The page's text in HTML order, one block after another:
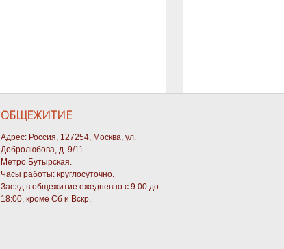
ОБЩЕЖИТИЕ
Адрес: Россия, 127254, Москва, ул.
Добролюбова, д. 9/11.
Метро Бутырская.
Часы работы: круглосуточно.
Заезд в общежитие ежедневно с 9:00 до
18:00, кроме Сб и Вскр.